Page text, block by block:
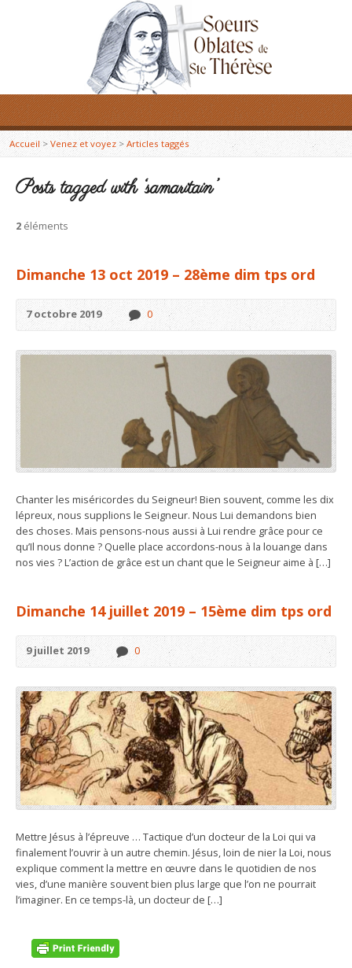
Accueil> Venez et voyez > Articles taggés
Posts tagged with ‘samaritain’
2 éléments
Dimanche 13 oct 2019 – 28ème dim tps ord
7 octobre 2019 0
Chanter les miséricordes du Seigneur! Bien souvent, comme les dix
lépreux, nous supplions le Seigneur. Nous Lui demandons bien
des choses. Mais pensons-nous aussi à Lui rendre grâce pour ce
qu’Il nous donne ? Quelle place accordons-nous à la louange dans
nos vies ? L’action de grâce est un chant que le Seigneur aime à […]
Dimanche 14 juillet 2019 – 15ème dim tps ord
9 juillet 2019 0
Mettre Jésus à l’épreuve … Tactique d’un docteur de la Loi qui va
finalement l’ouvrir à un autre chemin. Jésus, loin de nier la Loi, nous
explique comment la mettre en œuvre dans le quotidien de nos
vies, d’une manière souvent bien plus large que l’on ne pourrait
l’imaginer. En ce temps-là, un docteur de […]